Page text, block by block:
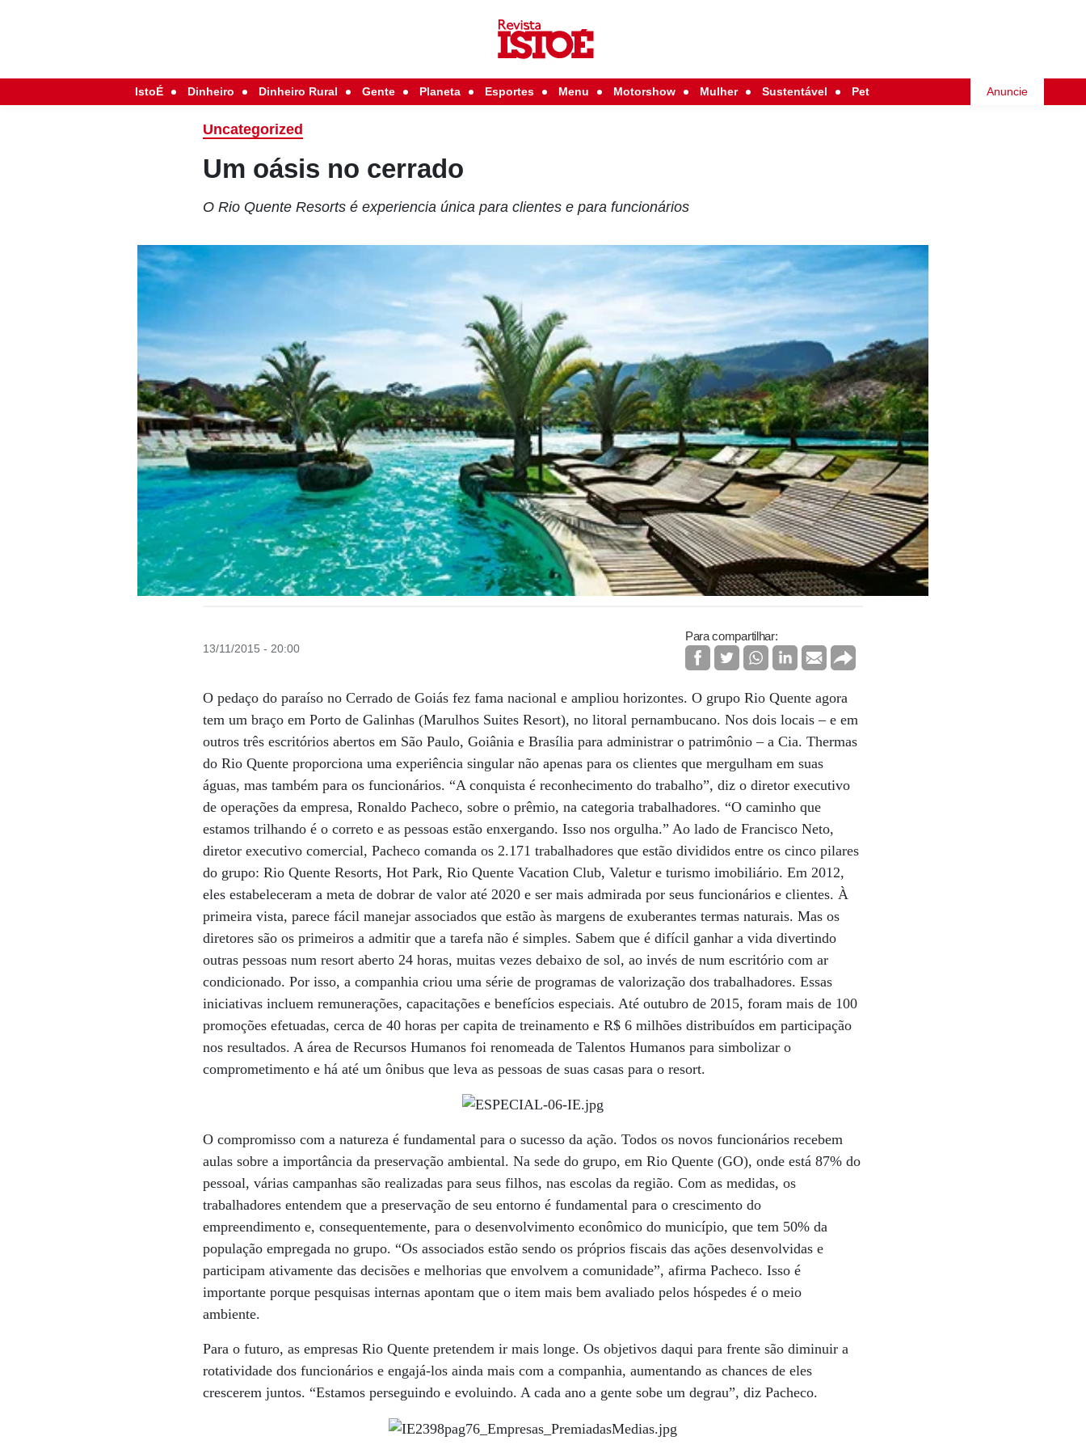
IstoÉ Dinheiro Dinheiro Rural Gente Planeta Esportes Menu Motorshow Mulher Sustentável Pet Anuncie
Uncategorized
Um oásis no cerrado
O Rio Quente Resorts é experiencia única para clientes e para funcionários
13/11/2015 - 20:00
Para compartilhar:
O pedaço do paraíso no Cerrado de Goiás fez fama nacional e ampliou horizontes. O grupo Rio Quente agora
tem um braço em Porto de Galinhas (Marulhos Suites Resort), no litoral pernambucano. Nos dois locais – e em
outros três escritórios abertos em São Paulo, Goiânia e Brasília para administrar o patrimônio – a Cia. Thermas
do Rio Quente proporciona uma experiência singular não apenas para os clientes que mergulham em suas
águas, mas também para os funcionários. “A conquista é reconhecimento do trabalho”, diz o diretor executivo
de operações da empresa, Ronaldo Pacheco, sobre o prêmio, na categoria trabalhadores. “O caminho que
estamos trilhando é o correto e as pessoas estão enxergando. Isso nos orgulha.” Ao lado de Francisco Neto,
diretor executivo comercial, Pacheco comanda os 2.171 trabalhadores que estão divididos entre os cinco pilares
do grupo: Rio Quente Resorts, Hot Park, Rio Quente Vacation Club, Valetur e turismo imobiliário. Em 2012,
eles estabeleceram a meta de dobrar de valor até 2020 e ser mais admirada por seus funcionários e clientes. À
primeira vista, parece fácil manejar associados que estão às margens de exuberantes termas naturais. Mas os
diretores são os primeiros a admitir que a tarefa não é simples. Sabem que é difícil ganhar a vida divertindo
outras pessoas num resort aberto 24 horas, muitas vezes debaixo de sol, ao invés de num escritório com ar
condicionado. Por isso, a companhia criou uma série de programas de valorização dos trabalhadores. Essas
iniciativas incluem remunerações, capacitações e benefícios especiais. Até outubro de 2015, foram mais de 100
promoções efetuadas, cerca de 40 horas per capita de treinamento e R$ 6 milhões distribuídos em participação
nos resultados. A área de Recursos Humanos foi renomeada de Talentos Humanos para simbolizar o
comprometimento e há até um ônibus que leva as pessoas de suas casas para o resort.
O compromisso com a natureza é fundamental para o sucesso da ação. Todos os novos funcionários recebem
aulas sobre a importância da preservação ambiental. Na sede do grupo, em Rio Quente (GO), onde está 87% do
pessoal, várias campanhas são realizadas para seus filhos, nas escolas da região. Com as medidas, os
trabalhadores entendem que a preservação de seu entorno é fundamental para o crescimento do
empreendimento e, consequentemente, para o desenvolvimento econômico do município, que tem 50% da
população empregada no grupo. “Os associados estão sendo os próprios fiscais das ações desenvolvidas e
participam ativamente das decisões e melhorias que envolvem a comunidade”, afirma Pacheco. Isso é
importante porque pesquisas internas apontam que o item mais bem avaliado pelos hóspedes é o meio
ambiente.
Para o futuro, as empresas Rio Quente pretendem ir mais longe. Os objetivos daqui para frente são diminuir a
rotatividade dos funcionários e engajá-los ainda mais com a companhia, aumentando as chances de eles
crescerem juntos. “Estamos perseguindo e evoluindo. A cada ano a gente sobe um degrau”, diz Pacheco.